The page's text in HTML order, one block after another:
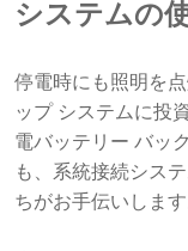
システムの
停電時にも照明を
ップ システムに投
電バッテリー バッ
も、系統接続シス
ちがお手伝いします